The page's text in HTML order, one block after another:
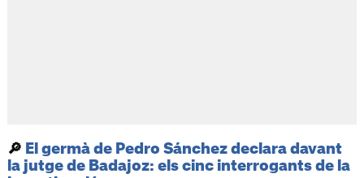
🔎 El germà de Pedro Sánchez declara davant
la jutge de Badajoz: els cinc interrogants de la